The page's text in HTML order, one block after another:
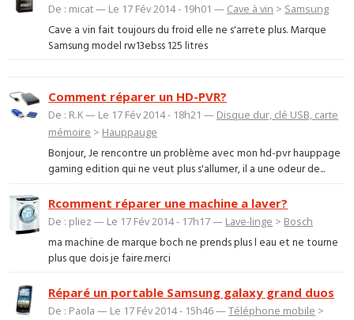
De : micat — Le 17 Fév 2014 - 19h01 — Cave à vin > Samsung
Cave a vin fait toujours du froid elle ne s'arrete plus. Marque
Samsung model rw13ebss 125 litres
Comment réparer un HD-PVR?
De : R.K — Le 17 Fév 2014 - 18h21 — Disque dur, clé USB, carte
mémoire > Hauppauge
Bonjour, Je rencontre un problème avec mon hd-pvr hauppage
gaming edition qui ne veut plus s'allumer, il a une odeur de...
Rcomment réparer une machine a laver?
De : pliez — Le 17 Fév 2014 - 17h17 — Lave-linge > Bosch
ma machine de marque boch ne prends plus l eau et ne tourne
plus que dois je faire.merci
Réparé un portable Samsung galaxy grand duos
De : Paola — Le 17 Fév 2014 - 15h46 —Téléphone mobile >